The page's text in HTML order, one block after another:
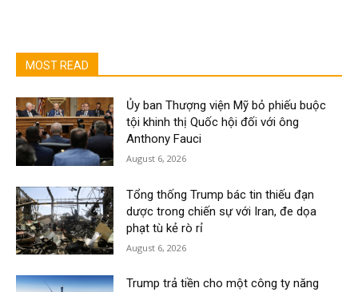
MOST READ
Ủy ban Thượng viện Mỹ bỏ phiếu buộc
tội khinh thị Quốc hội đối với ông
Anthony Fauci
August 6, 2026
Tổng thống Trump bác tin thiếu đạn
dược trong chiến sự với Iran, đe dọa
phạt tù kẻ rò rỉ
August 6, 2026
Trump trả tiền cho một công ty năng